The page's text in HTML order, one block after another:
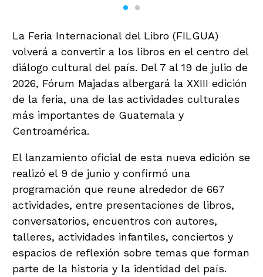
La Feria Internacional del Libro (FILGUA)
volverá a convertir a los libros en el centro del
diálogo cultural del país. Del 7 al 19 de julio de
2026, Fórum Majadas albergará la XXIII edición
de la feria, una de las actividades culturales
más importantes de Guatemala y
Centroamérica.
El lanzamiento oficial de esta nueva edición se
realizó el 9 de junio y confirmó una
programación que reune alrededor de 667
actividades, entre presentaciones de libros,
conversatorios, encuentros con autores,
talleres, actividades infantiles, conciertos y
espacios de reflexión sobre temas que forman
parte de la historia y la identidad del país.